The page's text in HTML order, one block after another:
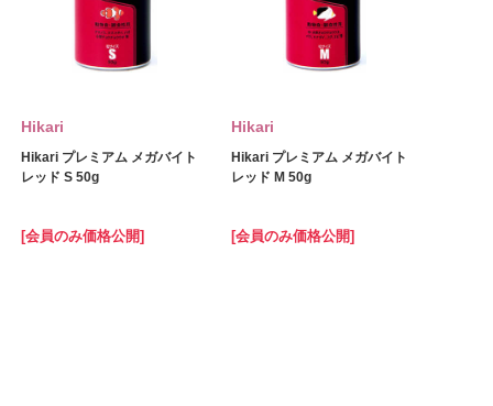
Hikari
Hikari プレミアム メガバイト
レッド S 50g
[会員のみ価格公開]
Hikari
Hikari プレミアム メガバイト
レッド M 50g
[会員のみ価格公開]